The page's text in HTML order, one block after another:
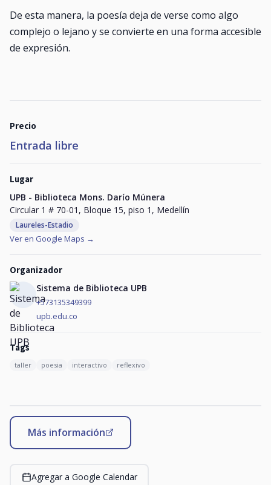
De esta manera, la poesía deja de verse como algo
complejo o lejano y se convierte en una forma accesible
de expresión.
Precio
Entrada libre
Lugar
UPB - Biblioteca Mons. Darío Múnera
Circular 1 # 70-01, Bloque 15, piso 1, Medellín
Laureles-Estadio
Ver en Google Maps →
Organizador
Sistema de Biblioteca UPB
+573135349399
upb.edu.co
Tags
taller poesia interactivo reflexivo
Más información
Agregar a Google Calendar